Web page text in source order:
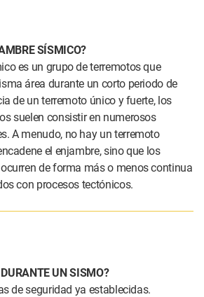
SÍSMICO?
es un grupo de terremotos que
área durante un corto periodo de
de un terremoto único y fuerte, los
suelen consistir en numerosos
A menudo, no hay un terremoto
el enjambre, sino que los
de forma más o menos continua
con procesos tectónicos.
UN SISMO?
de seguridad ya establecidas.